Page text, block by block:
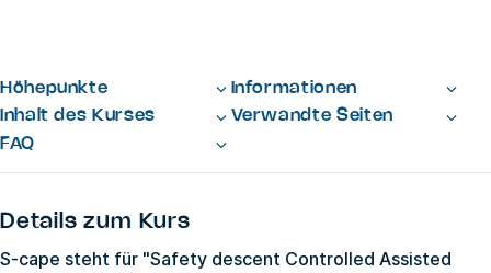
Höhepunkte
Informationen
Inhalt des Kurses
Verwandte Seiten
FAQ
Details zum Kurs
S-cape steht für "Safety descent Controlled Assisted